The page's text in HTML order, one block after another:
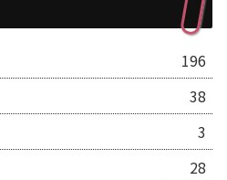
196
38
3
28